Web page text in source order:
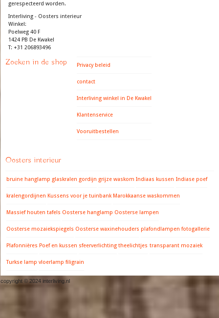
gerespecteerd worden.
Interliving - Oosters interieur
Winkel:
Poelweg 40 F
1424 PB De Kwakel
T: +31 206893496
Zoeken in de shop Privacy beleid
contact
Interliving winkel in De Kwakel
Klantenservice
Vooruitbestellen
Oosters interieur
bruine hanglamp glaskralen gordijn grijze waskom Indiaas kussen Indiase poef
kralengordijnen Kussens voor je tuinbank Marokkaanse waskommen
Massief houten tafels Oosterse hanglamp Oosterse lampen
Oosterse mozaiekspiegels Oosterse waxinehouders plafondlampen fotogallerie
Plafonnières Poef en kussen sfeerverlichting theelichtjes transparant mozaiek
Turkse lamp vloerlamp filigrain
copyright © 2024 interliving.nl